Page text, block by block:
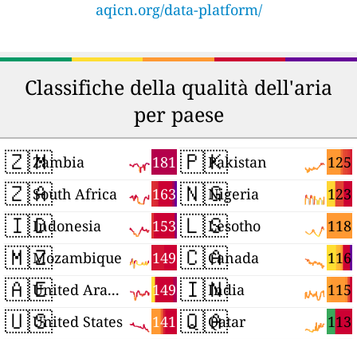
aqicn.org/data-platform/
Classifiche della qualità dell'aria
per paese
🇿🇲 181
Zambia
🇿🇦 163
South Africa
🇮🇩 153
Indonesia
🇲🇿 149
Mozambique
🇦🇪 149
United Arab Emirates
🇺🇸 141
United States
🇵🇰 125
Pakistan
🇳🇬 123
Nigeria
🇱🇸 118
Lesotho
🇨🇦 116
Canada
🇮🇳 115
India
🇶🇦 113
Qatar